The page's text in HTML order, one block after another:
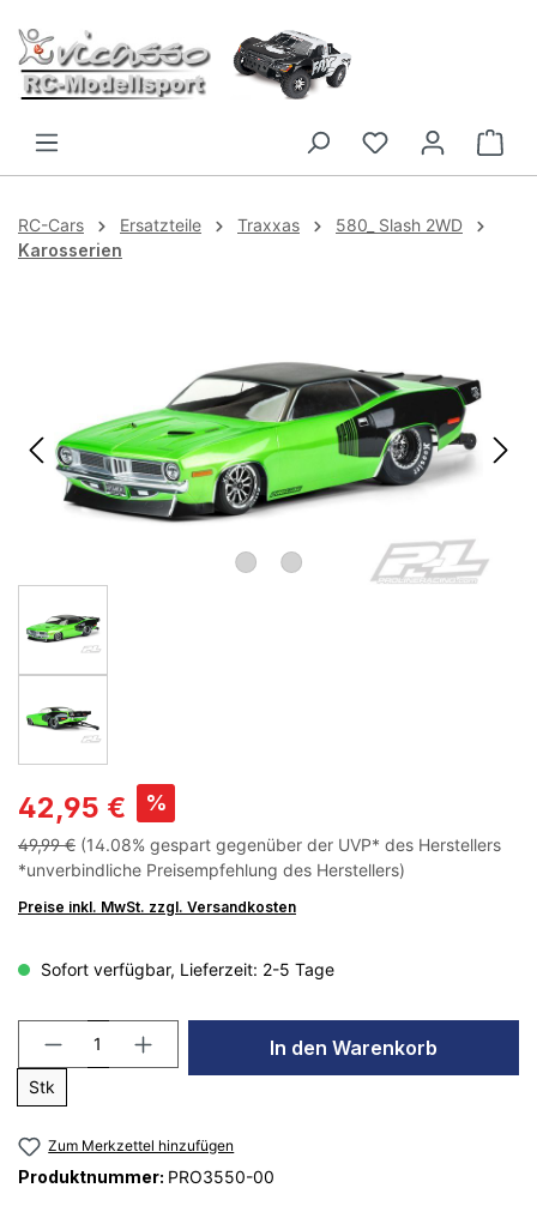
Zum Hauptinhalt springen
RC-Cars Ersatzteile Traxxas
580_ Slash 2WD
Karosserien
42,95 € %
49,99 € (14.08% gespart gegenüber der UVP* des Herstellers
*unverbindliche Preisempfehlung des Herstellers)
Preise inkl. MwSt. zzgl. Versandkosten
Sofort verfügbar, Lieferzeit: 2-5 Tage
Stk
In den Warenkorb
Zum Merkzettel hinzufügen
Produktnummer: PRO3550-00